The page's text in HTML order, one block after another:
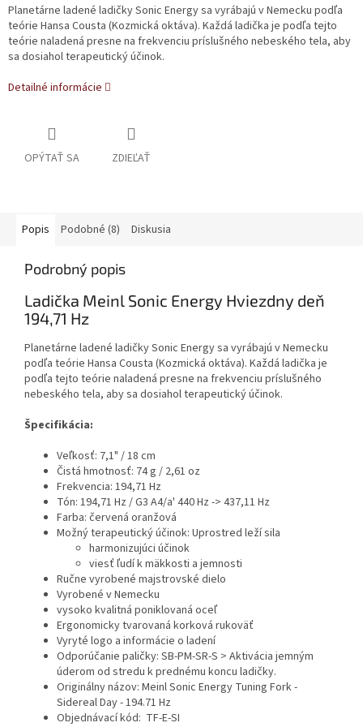
Planetárne ladené ladičky Sonic Energy sa vyrábajú v Nemecku podľa
teórie Hansa Cousta (Kozmická oktáva). Každá ladička je podľa tejto
teórie naladená presne na frekvenciu príslušného nebeského tela, aby
sa dosiahol terapeutický účinok.
Detailné informácie
OPÝTAŤ SA ZDIEĽAŤ
Popis Podobné (8) Diskusia
Podrobný popis
Ladička Meinl Sonic Energy Hviezdny deň
194,71 Hz
Planetárne ladené ladičky Sonic Energy sa vyrábajú v Nemecku
podľa teórie Hansa Cousta (Kozmická oktáva). Každá ladička je
podľa tejto teórie naladená presne na frekvenciu príslušného
nebeského tela, aby sa dosiahol terapeutický účinok.
Špecifikácia:
Veľkosť: 7,1" / 18 cm
Čistá hmotnosť: 74 g / 2,61 oz
Frekvencia: 194,71 Hz
Tón: 194,71 Hz / G3 A4/a' 440 Hz -> 437,11 Hz
Farba: červená oranžová
Možný terapeutický účinok: Uprostred leží sila
harmonizujúci účinok
viesť ľudí k mäkkosti a jemnosti
Ručne vyrobené majstrovské dielo
Vyrobené v Nemecku
vysoko kvalitná poniklovaná oceľ
Ergonomicky tvarovaná korková rukoväť
Vyryté logo a informácie o ladení
Odporúčanie paličky: SB-PM-SR-S > Aktivácia jemným
úderom od stredu k prednému koncu ladičky.
Originálny názov: Meinl Sonic Energy Tuning Fork -
Sidereal Day - 194.71 Hz
Objednávací kód: TF-E-SI